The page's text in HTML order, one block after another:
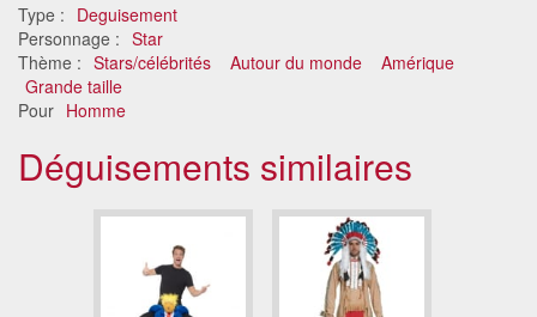
Type : Deguisement
Personnage : Star
Thème : Stars/célébrités Autour du monde
Amérique
Grande taille
Pour Homme
Déguisements similaires